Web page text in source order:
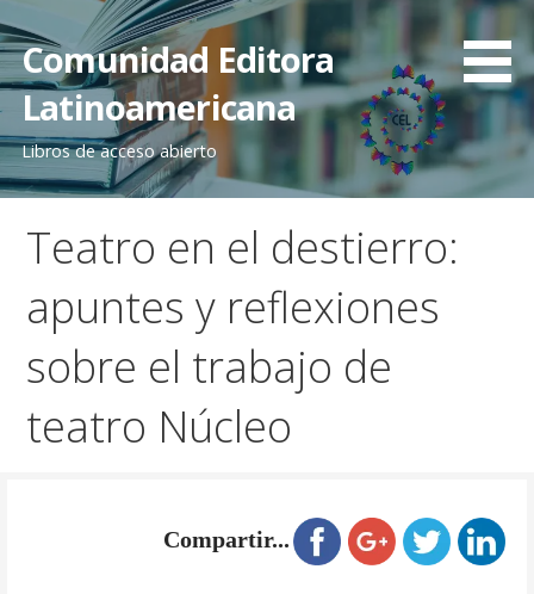
al
contenido
Comunidad Editora
Latinoamericana
Libros de acceso abierto
Teatro en el destierro:
apuntes y reflexiones
sobre el trabajo de
teatro Núcleo
Compartir...